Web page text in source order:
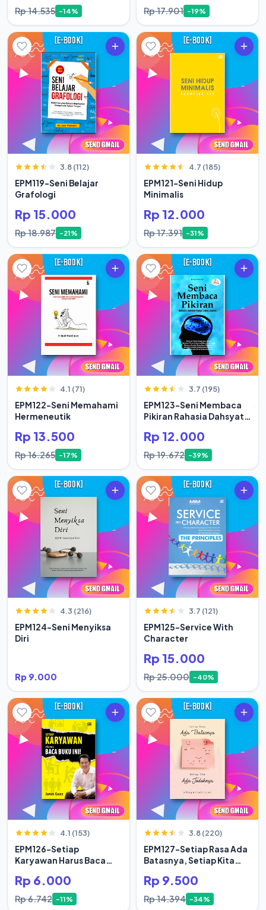
Rp 14.535 -14% Rp 17.901 -19%
3.8 (112)
EPM119-Seni Belajar
Grafologi
Rp 15.000
Rp 18.987 -21%
4.7 (185)
EPM121-Seni Hidup
Minimalis
Rp 12.000
Rp 17.391 -31%
4.1 (71)
EPM122-Seni Memahami
Hermeneutik
Rp 13.500
Rp 16.265 -17%
3.7 (195)
EPM123-Seni Membaca
Pikiran Rahasia Dahsyat
Rp 12.000
Rp 19.672 -39%
4.3 (216)
EPM124-Seni Menyiksa
Diri
Rp 9.000
3.7 (121)
EPM125-Service With
Character
Rp 15.000
Rp 25.000 -40%
4.1 (153)
EPM126-Setiap
Karyawan Harus Baca
Rp 6.000
Rp 6.742 -11%
3.8 (220)
EPM127-Setiap Rasa Ada
Batasnya, Setiap Kita
Rp 9.500
Rp 14.394 -34%